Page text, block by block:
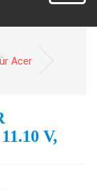
Acer
V,